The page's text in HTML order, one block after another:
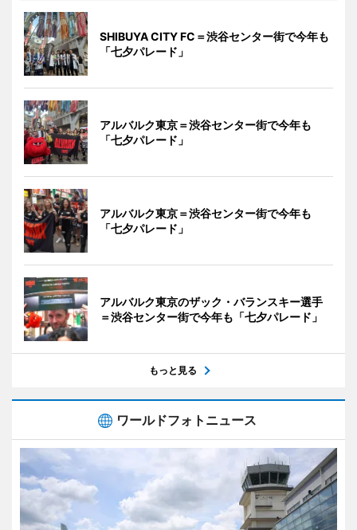
SHIBUYA CITY FC＝渋谷センター街で今年も
「七夕パレード」
アルバルク東京＝渋谷センター街で今年も
「七夕パレード」
アルバルク東京＝渋谷センター街で今年も
「七夕パレード」
アルバルク東京のザック・バランスキー選手
＝渋谷センター街で今年も「七夕パレード」
もっと見る
ワールドフォトニュース